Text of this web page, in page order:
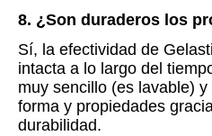
8. ¿Son duraderos los
Sí, la efectividad de
intacta a lo largo del
muy sencillo (es lavable)
forma y propiedades
durabilidad.